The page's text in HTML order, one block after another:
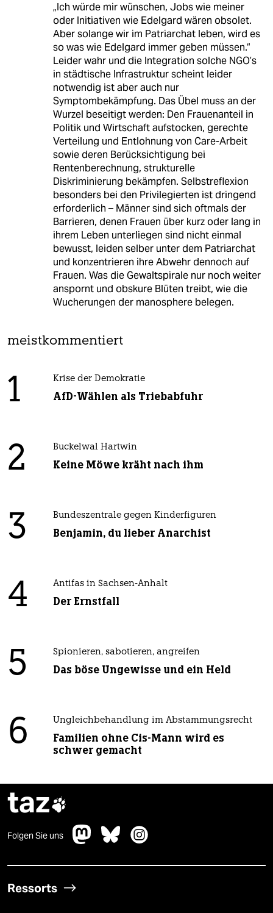
„Ich würde mir wünschen, Jobs wie meiner
oder Initiativen wie Edelgard wären obsolet.
Aber solange wir im Patriarchat leben, wird es
so was wie Edelgard immer geben müssen.“
Leider wahr und die Integration solche NGO’s
in städtische Infrastruktur scheint leider
notwendig ist aber auch nur
Symptombekämpfung. Das Übel muss an der
Wurzel beseitigt werden: Den Frauenanteil in
Politik und Wirtschaft aufstocken, gerechte
Verteilung und Entlohnung von Care-Arbeit
sowie deren Berücksichtigung bei
Rentenberechnung, strukturelle
Diskriminierung bekämpfen. Selbstreflexion
besonders bei den Privilegierten ist dringend
erforderlich – Männer sind sich oftmals der
Barrieren, denen Frauen über kurz oder lang in
ihrem Leben unterliegen sind nicht einmal
bewusst, leiden selber unter dem Patriarchat
und konzentrieren ihre Abwehr dennoch auf
Frauen. Was die Gewaltspirale nur noch weiter
anspornt und obskure Blüten treibt, wie die
Wucherungen der manosphere belegen.
meistkommentiert
1 Krise der Demokratie
AfD-Wählen als Triebabfuhr
2 Buckelwal Hartwin
Keine Möwe kräht nach ihm
3 Bundeszentrale gegen Kinderfiguren
Benjamin, du lieber Anarchist
4 Antifas in Sachsen-Anhalt
Der Ernstfall
5 Spionieren, sabotieren, angreifen
Das böse Ungewisse und ein Held
6 Ungleichbehandlung im Abstammungsrecht
Familien ohne Cis-Mann wird es
schwer gemacht
taz
Folgen Sie uns
Ressorts